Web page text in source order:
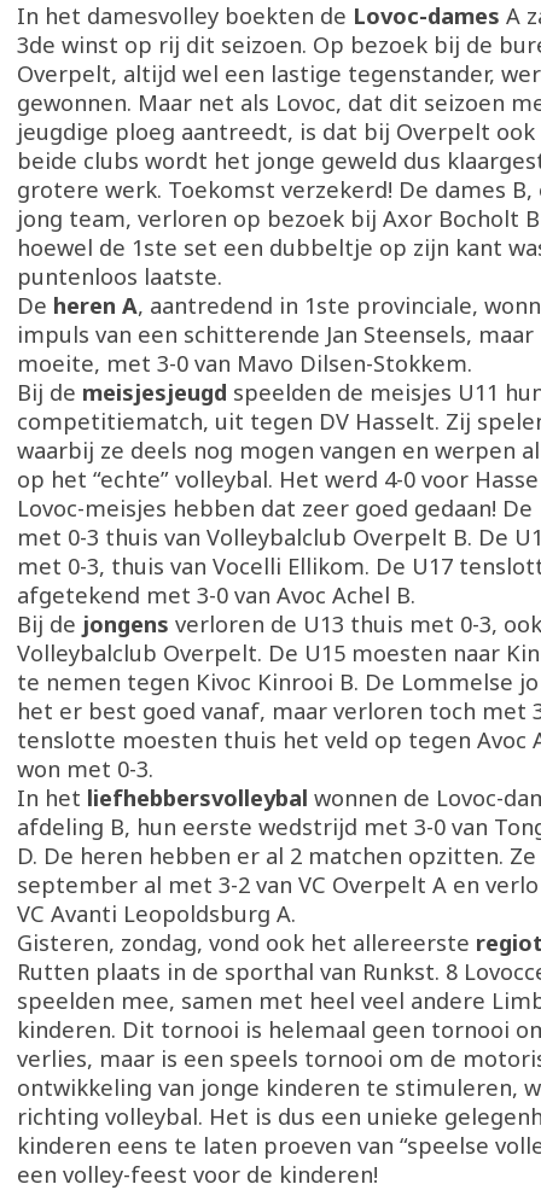
In het damesvolley boekten de Lovoc-dames A
3de winst op rij dit seizoen. Op bezoek bij de
Overpelt, altijd wel een lastige tegenstander,
gewonnen. Maar net als Lovoc, dat dit seizoen
jeugdige ploeg aantreedt, is dat bij Overpelt ook
beide clubs wordt het jonge geweld dus
grotere werk. Toekomst verzekerd! De dames B,
jong team, verloren op bezoek bij Axor Bocholt
hoewel de 1ste set een dubbeltje op zijn kant
puntenloos laatste.
De heren A, aantredend in 1ste provinciale,
impuls van een schitterende Jan Steensels,
moeite, met 3-0 van Mavo Dilsen-Stokkem.
Bij de meisjesjeugd speelden de meisjes U11
competitiematch, uit tegen DV Hasselt. Zij
waarbij ze deels nog mogen vangen en werpen
op het “echte” volleybal. Het werd 4-0 voor
Lovoc-meisjes hebben dat zeer goed gedaan!
met 0-3 thuis van Volleybalclub Overpelt B. De
met 0-3, thuis van Vocelli Ellikom. De U17
afgetekend met 3-0 van Avoc Achel B.
Bij de jongens verloren de U13 thuis met 0-3,
Volleybalclub Overpelt. De U15 moesten naar
te nemen tegen Kivoc Kinrooi B. De Lommelse
het er best goed vanaf, maar verloren toch met
tenslotte moesten thuis het veld op tegen Avoc
won met 0-3.
In het liefhebbersvolleybal wonnen de Lovoc-
afdeling B, hun eerste wedstrijd met 3-0 van
D. De heren hebben er al 2 matchen opzitten.
september al met 3-2 van VC Overpelt A en
VC Avanti Leopoldsburg A.
Gisteren, zondag, vond ook het allereerste
Rutten plaats in de sporthal van Runkst. 8
speelden mee, samen met heel veel andere
kinderen. Dit tornooi is helemaal geen tornooi
verlies, maar is een speels tornooi om de
ontwikkeling van jonge kinderen te stimuleren,
richting volleybal. Het is dus een unieke
kinderen eens te laten proeven van “speelse
een volley-feest voor de kinderen!